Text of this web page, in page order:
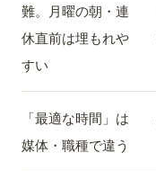
難。月曜の朝・連
休直前は埋もれや
すい
「最適な時間」は
媒体・職種で違う